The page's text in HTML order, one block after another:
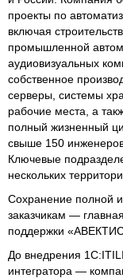
проекты по
включая
промышленной
аудиовизуальных
собственное
серверы, системы
рабочие места, а
полный жизненный
свыше 150
Ключевые
нескольких
Сохранение полной
заказчикам —
поддержки
До внедрения
интегратора —